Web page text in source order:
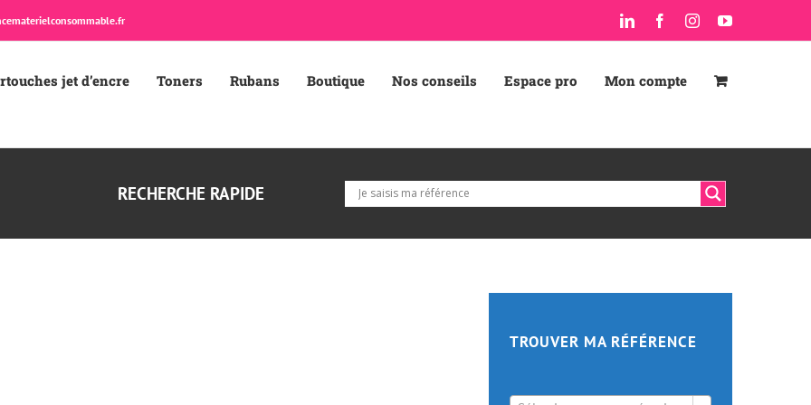
LinkedInFacebookInstagramYouTube
jet d’encre Toners Rubans Boutique Nos conseils Espace pro Mon compte
RECHERCHE RAPIDE
TROUVER MA RÉFÉRENCE